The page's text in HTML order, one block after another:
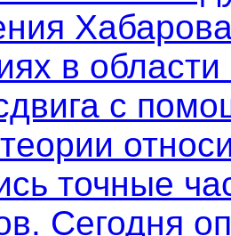
в
с
точные
Сегодня